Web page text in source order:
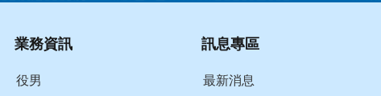
業務資訊
役男
訊息專區
最新消息